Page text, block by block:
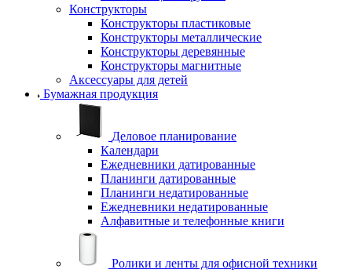
Конструкторы
Конструкторы пластиковые
Конструкторы металлические
Конструкторы деревянные
Конструкторы магнитные
Аксессуары для детей
Бумажная продукция
Деловое планирование
Календари
Ежедневники датированные
Планинги датированные
Планинги недатированные
Ежедневники недатированные
Алфавитные и телефонные книги
Ролики и ленты для офисной техники